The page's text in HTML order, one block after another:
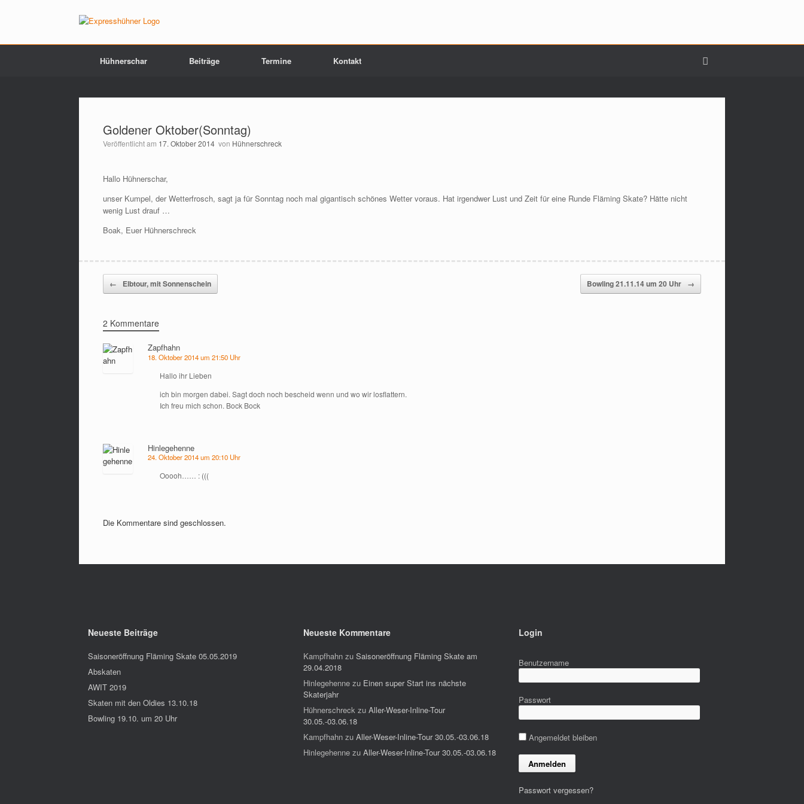
Hühnerschar Beiträge Termine Kontakt
Goldener Oktober(Sonntag)
Veröffentlicht am 17. Oktober 2014 von Hühnerschreck
Hallo Hühnerschar,
unser Kumpel, der Wetterfrosch, sagt ja für Sonntag noch mal gigantisch schönes Wetter voraus. Hat irgendwer Lust und Zeit für eine Runde Fläming Skate? Hätte nicht
wenig Lust drauf …
Boak, Euer Hühnerschreck
Beitragsnavigation
← Elbtour, mit Sonnenschein Bowling 21.11.14 um 20 Uhr →
2 Kommentare
Zapfhahn
18. Oktober 2014 um 21:50 Uhr
Hallo ihr Lieben
ich bin morgen dabei. Sagt doch noch bescheid wenn und wo wir losflattern.
Ich freu mich schon. Bock Bock
Hinlegehenne
24. Oktober 2014 um 20:10 Uhr
Ooooh…… : (((
Die Kommentare sind geschlossen.
Neueste Beiträge
Saisoneröffnung Fläming Skate 05.05.2019
Abskaten
AWIT 2019
Skaten mit den Oldies 13.10.18
Bowling 19.10. um 20 Uhr
Neueste Kommentare
Kampfhahnzu Saisoneröffnung Fläming Skate am
29.04.2018
Hinlegehennezu Einen super Start ins nächste
Skaterjahr
Hühnerschreck zu Aller-Weser-Inline-Tour
30.05.-03.06.18
Kampfhahnzu Aller-Weser-Inline-Tour 30.05.-03.06.18
Hinlegehennezu Aller-Weser-Inline-Tour 30.05.-03.06.18
Login
Benutzername
Passwort
Angemeldet bleiben
Passwort vergessen?